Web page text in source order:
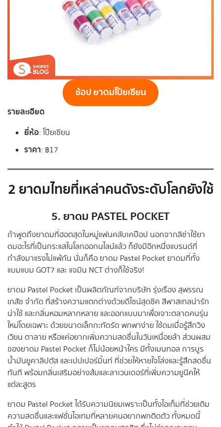
ช้อป ยาดมโป๊ยเซียน
รายละเอียด
ยี่ห้อ: โป๊ยเซียน
ราคา: ฿17
2 ยาดมไทยที่เหล่าคนดังระดับโลกยังใช้
5. ยาดม PASTEL POCKET
ถ้าพูดถึงยาดมที่ฮอตสุดในหมู่แฟนคลับเคป๊อป นอกจากลิซ่าใช้ยา
ดมอะไรที่เป็นกระแสในโลกออกนไลน์แล้ว ก็ยังมีอีกหนึ่งแบรนด์ที่
กำลังมาแรงไม่แพ้กัน นั่นก็คือ ยาดม Pastel Pocket ยาดมที่ทั้ง
แบมแบม GOT7 และ แจมิน NCT ต่างก็ใช้จริง!
ยาดม Pastel Pocket เป็นผลิตภัณฑ์จากบริษัท รุ่งเรือง สุพรรณ
เภสัช จำกัด ที่สร้างความแตกต่างด้วยดีไซน์สุดชิค สีพาสเทลน่ารัก
น่าใช้ และกลิ่นหอมหลากหลาย และออกแบบมาเพื่อเจาะตลาดคนรุ่น
ใหม่โดยเฉพาะ ด้วยขนาดเล็กกะทัดรัด พกพาง่าย ใช้ดมเมื่อรู้สึกวิง
เวียน ตาลาย หรือแค่อยากเพิ่มความสดชื่นในวันเหนื่อยล้า ส่วนผสม
ของยาดม Pastel Pocket ก็ไม่น้อยหน้าใคร มีทั้งเมนทอล การบูร
น้ำมันยูคาลิปตัส และเปปเปอร์มิ้นท์ ที่ช่วยให้หายใจโล่งและรู้สึกสดชื่น
ทันที พร้อมกลิ่นเสริมอย่างส้มและลาเวนเดอร์ที่เพิ่มความยูนีคให้
แต่ละสูตร
ยาดม Pastel Pocket ได้รับความนิยมเพราะเป็นทั้งไอเท็มที่ช่วยเติม
ความสดชื่นและแฟชั่นไอเทมที่หลายคนอยากพกติดตัว ทั้งหมดนี้